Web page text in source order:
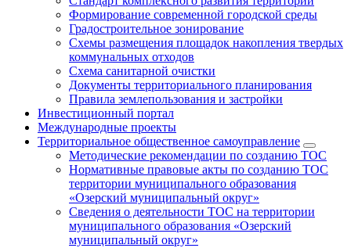
Формирование современной городской среды
Градостроительное зонирование
Схемы размещения площадок накопления твердых
коммунальных отходов
Схема санитарной очистки
Документы территориального планирования
Правила землепользования и застройки
Инвестиционный портал
Международные проекты
Территориальное общественное самоуправление
Методические рекомендации по созданию ТОС
Нормативные правовые акты по созданию ТОС
территории муниципального образования
«Озерский муниципальный округ»
Сведения о деятельности ТОС на территории
муниципального образования «Озерский
муниципальный округ»